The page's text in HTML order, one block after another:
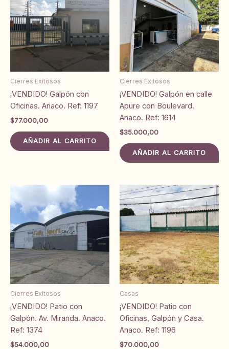
Cierres Exitosos
¡VENDIDO! Galpón con
Oficinas. Anaco. Ref: 1197
$77.000,00
AÑADIR AL CARRITO
Cierres Exitosos
¡VENDIDO! Galpón en calle
Apure con Boulevard.
Anaco. Ref: 1614
$35.000,00
AÑADIR AL CARRITO
Cierres Exitosos
¡VENDIDO! Patio con
Galpón. Av. Miranda. Anaco.
Ref: 1374
$54.000,00
Casas
¡VENDIDO! Patio con
Oficinas, Galpón y Casa.
Anaco. Ref: 1196
$70.000,00